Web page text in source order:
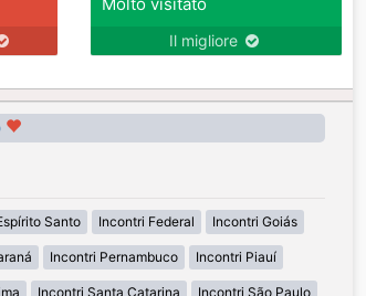
Il migliore
Santo Incontri Federal Incontri Goiás
Incontri Pernambuco Incontri Piauí
Incontri Santa Catarina Incontri São Paulo